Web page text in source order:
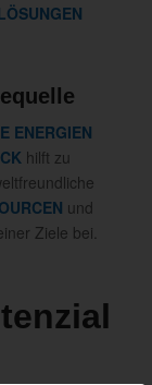
ENERGIEN
hilft zu
und
Ziele bei.